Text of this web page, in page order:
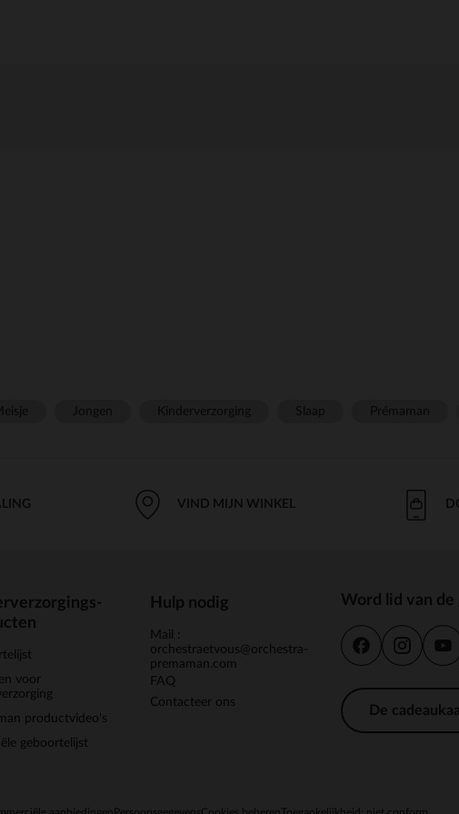
VIND MIJN WINKEL
voor
productvideo's
geboortelijst
Hulp nodig
Mail :
orchestraetvous@orchestra-
premaman.com
FAQ
Contacteer ons
Word lid van de
De